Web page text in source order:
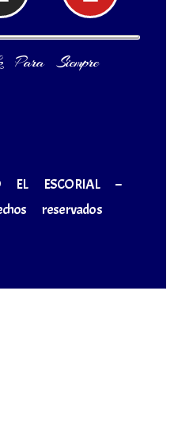
Para Siempre
EL ESCORIAL –
reservados